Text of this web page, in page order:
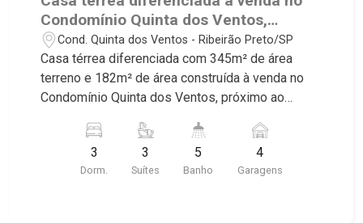
Condomínio Quinta dos Ventos,
próximo ao Shopping Iguatemi -
Ribeirão Preto/SP.
Cond. Quinta dos Ventos - Ribeirão Preto/SP
Casa térrea diferenciada com 345m² de área
terreno e 182m² de área construída à venda no
Condomínio Quinta dos Ventos, próximo ao
Ventos, Ribeirão Preto/SP. Conheça as
características deste imóvel que a Martinelli
Imobiliária selecionou para você: - 345m² de área
3
Dorm.
3
Suítes
5
Banho
4
Garagens